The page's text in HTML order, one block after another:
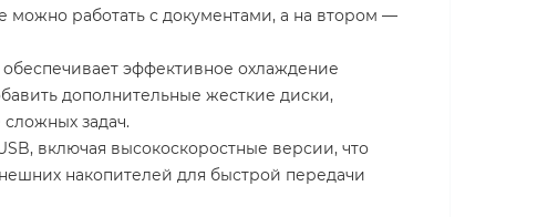
работать с документами, а на втором —
эффективное охлаждение
дополнительные жесткие диски,
задач.
включая высокоскоростные версии, что
накопителей для быстрой передачи